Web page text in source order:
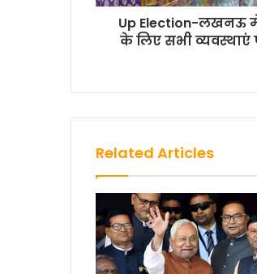
Up Election-लखनऊ
के लिए सभी व्यवस्थाएं
Related Articles